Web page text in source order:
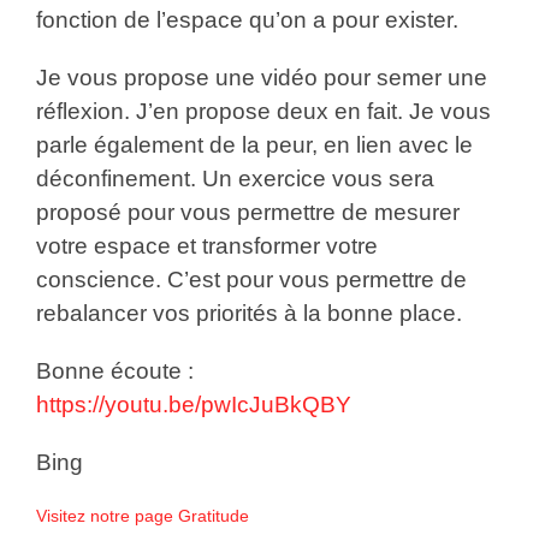
fonction de l’espace qu’on a pour exister.
Je vous propose une vidéo pour semer une
réflexion. J’en propose deux en fait. Je vous
parle également de la peur, en lien avec le
déconfinement. Un exercice vous sera
proposé pour vous permettre de mesurer
votre espace et transformer votre
conscience. C’est pour vous permettre de
rebalancer vos priorités à la bonne place.
Bonne écoute :
https://youtu.be/pwIcJuBkQBY
Bing
Visitez notre page Gratitude